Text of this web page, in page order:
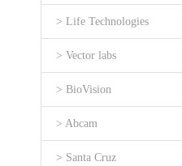
> Life Technologies
> Vector labs
> BioVision
> Abcam
> Santa Cruz